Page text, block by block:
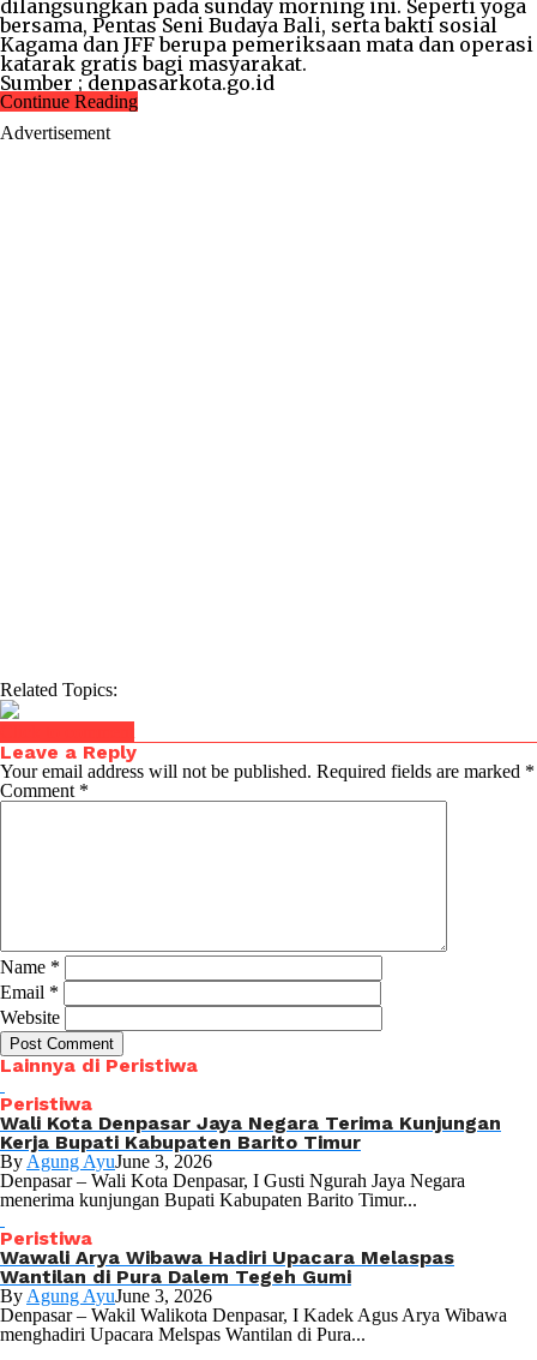
dilangsungkan pada sunday morning ini. Seperti yoga
bersama, Pentas Seni Budaya Bali, serta bakti sosial
Kagama dan JFF berupa pemeriksaan mata dan operasi
katarak gratis bagi masyarakat.
Sumber ; denpasarkota.go.id
Continue Reading
Advertisement
Related Topics:
Leave a Reply
Your email address will not be published. Required fields are marked *
Comment *
Name *
Email *
Website
Lainnya di Peristiwa
Peristiwa
Wali Kota Denpasar Jaya Negara Terima Kunjungan
Kerja Bupati Kabupaten Barito Timur
By Agung AyuJune 3, 2026
Denpasar – Wali Kota Denpasar, I Gusti Ngurah Jaya Negara
menerima kunjungan Bupati Kabupaten Barito Timur...
Peristiwa
Wawali Arya Wibawa Hadiri Upacara Melaspas
Wantilan di Pura Dalem Tegeh Gumi
By Agung AyuJune 3, 2026
Denpasar – Wakil Walikota Denpasar, I Kadek Agus Arya Wibawa
menghadiri Upacara Melspas Wantilan di Pura...